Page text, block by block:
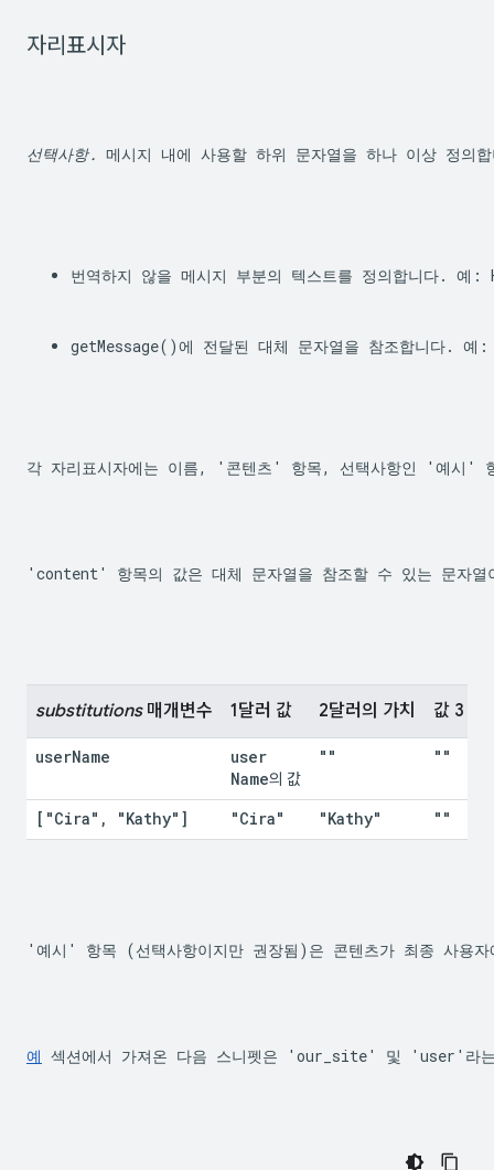
자리표시자
선택사항. 메시지 내에 사용할 하위 문자열을 하나 이상 정의
번역하지 않을 메시지 부분의 텍스트를 정의합니다. 예
getMessage()에 전달된 대체 문자열을 참조합니다.
각 자리표시자에는 이름, '콘텐츠' 항목, 선택사항인 '예시'
'content' 항목의 값은 대체 문자열을 참조할 수 있는 문자
substitutions 매개변수 1달러 값 2달러의 가치 값 3
userName
user
Name의 값
"" ""
["Cira" , "Kathy"] "Cira" "Kathy" ""
'예시' 항목 (선택사항이지만 권장됨)은 콘텐츠가 최종 사용
예 섹션에서 가져온 다음 스니펫은 'our_site' 및 'user'라